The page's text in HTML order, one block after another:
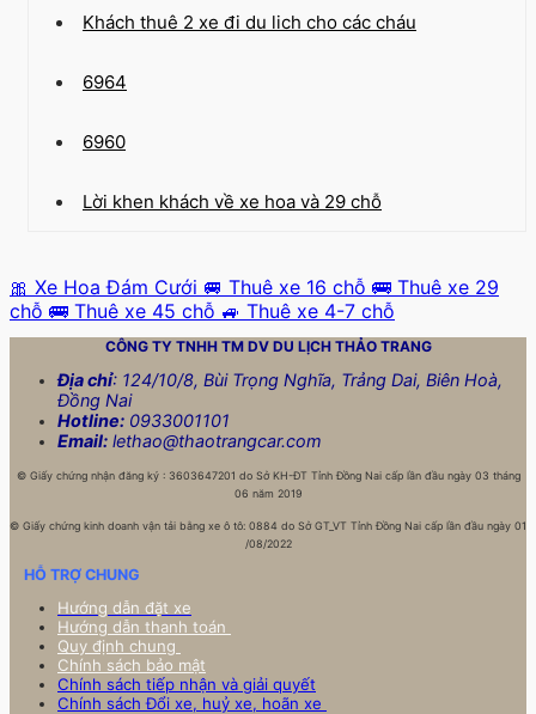
Khách thuê 2 xe đi du lich cho các cháu
6964
6960
Lời khen khách về xe hoa và 29 chỗ
🎀 Xe Hoa Đám Cưới 🚐 Thuê xe 16 chỗ 🚌 Thuê xe 29
chỗ 🚌 Thuê xe 45 chỗ 🚙 Thuê xe 4-7 chỗ
CÔNG TY TNHH TM DV DU LỊCH THẢO TRANG
Địa chỉ: 124/10/8, Bùi Trọng Nghĩa, Trảng Dai, Biên Hoà,
Đồng Nai
Hotline: 0933001101
Email: lethao@thaotrangcar.com
©Giấy chứng nhận đăng ký : 3603647201 do Sở KH-ĐT Tỉnh Đồng Nai cấp lần đầu ngày 03 tháng
06 năm 2019
© Giấy chứng kinh doanh vận tải bằng xe ô tô: 0884 do Sở GT_VT Tỉnh Đồng Nai cấp lần đầu ngày 01
/08/2022
HỖ TRỢ CHUNG
Hướng dẫn đặt xe
Hướng dẫn thanh toán
Quy định chung
Chính sách bảo mật
Chính sách tiếp nhận và giải quyết
Chính sách Đổi xe, huỷ xe, hoãn xe